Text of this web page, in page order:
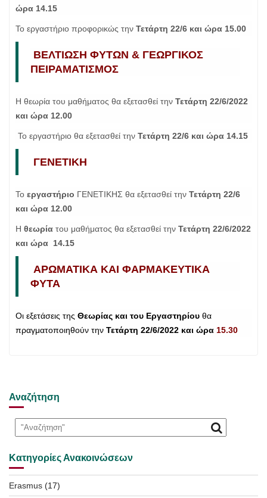
ώρα 14.15
Το εργαστήριο προφορικώς την Τετάρτη 22/6 και ώρα 15.00
ΒΕΛΤΙΩΣΗ ΦΥΤΩΝ & ΓΕΩΡΓΙΚΟΣ
ΠΕΙΡΑΜΑΤΙΣΜΟΣ
Η θεωρία του μαθήματος θα εξετασθεί την Τετάρτη 22/6/2022
και ώρα 12.00
Το εργαστήριο θα εξετασθεί την Τετάρτη 22/6 και ώρα 14.15
ΓΕΝΕΤΙΚΗ
Το εργαστήριο ΓΕΝΕΤΙΚΗΣ θα εξετασθεί την Τετάρτη 22/6
και ώρα 12.00
Η θεωρία του μαθήματος θα εξετασθεί την Τετάρτη 22/6/2022
και ώρα 14.15
ΑΡΩΜΑΤΙΚΑ ΚΑΙ ΦΑΡΜΑΚΕΥΤΙΚΑ
ΦΥΤΑ
Οι εξετάσεις της Θεωρίας και του Εργαστηρίου θα
πραγματοποιηθούν την Τετάρτη 22/6/2022 και ώρα 15.30
Αναζήτηση
Κατηγορίες Ανακοινώσεων
Erasmus (17)